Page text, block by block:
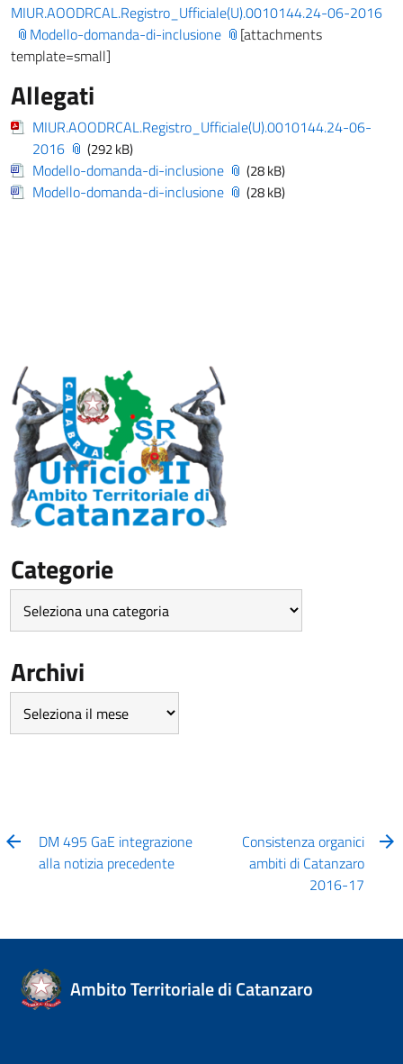
MIUR.AOODRCAL.Registro_Ufficiale(U).0010144.24-06-2016
Modello-domanda-di-inclusione
[attachments
template=small]
Allegati
MIUR.AOODRCAL.Registro_Ufficiale(U).0010144.24-06-
2016
(292 kB)
Modello-domanda-di-inclusione (28 kB)
Modello-domanda-di-inclusione (28 kB)
Categorie
Archivi
DM 495 GaE integrazione
alla notizia precedente
Consistenza organici
ambiti di Catanzaro
2016-17
Ambito Territoriale di Catanzaro